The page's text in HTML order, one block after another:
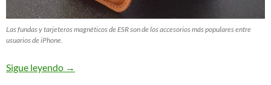
Las fundas y tarjeteros magnéticos de ESR son de los accesorios más populares entre
usuarios de iPhone.
Sigue leyendo →